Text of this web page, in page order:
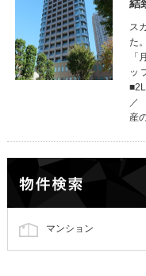
結
ス
た
「
ッ
／
産
マンション